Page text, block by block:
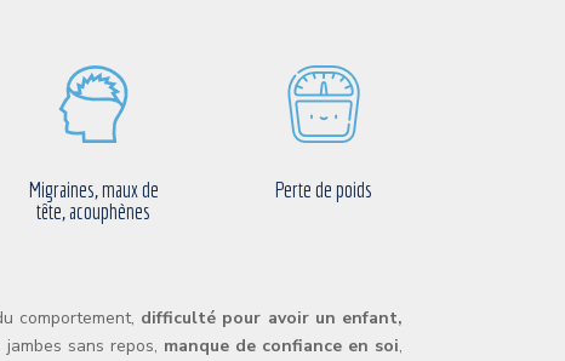
Migraines, maux de
tête, acouphènes
Perte de poids
comportement, difficulté pour avoir un enfant,
sans repos, manque de confiance en soi,